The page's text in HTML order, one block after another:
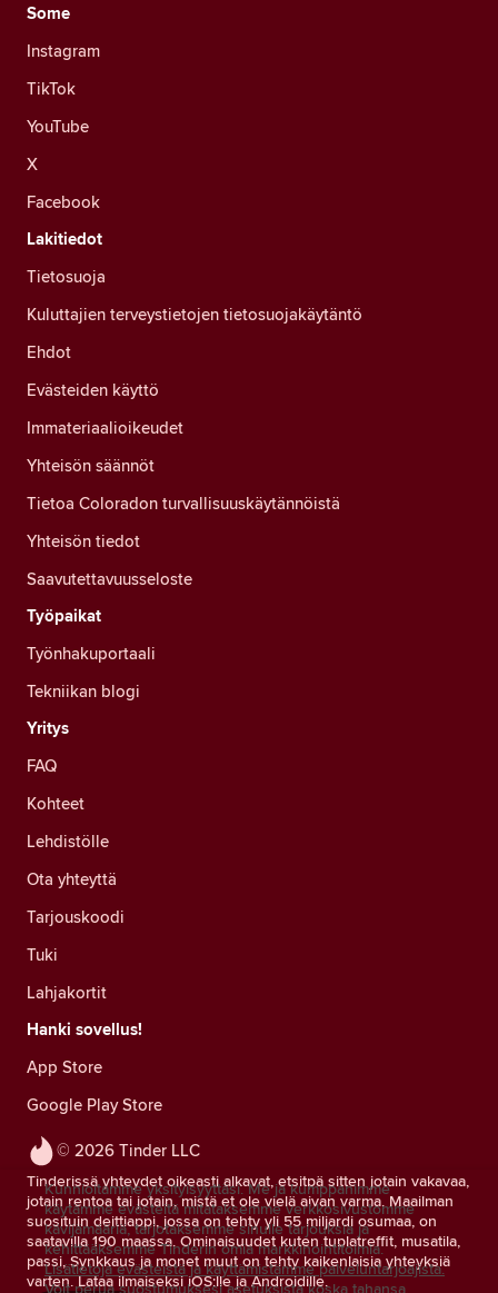
© 2026 Tinder LLC
Tinderissä yhteydet oikeasti alkavat, etsitpä sitten jotain vakavaa,
jotain rentoa tai jotain, mistä et ole vielä aivan varma. Maailman
suosituin deittiappi, jossa on tehty yli 55 miljardi osumaa, on
saatavilla 190 maassa. Ominaisuudet kuten tuplatreffit, musatila,
passi, Synkkaus ja monet muut on tehty kaikenlaisia yhteyksiä
varten. Lataa ilmaiseksi iOS:lle ja Androidille.
Some
Instagram
TikTok
YouTube
X
Facebook
Lakitiedot
Tietosuoja
Kuluttajien terveystietojen tietosuojakäytäntö
Ehdot
Evästeiden käyttö
Immateriaalioikeudet
Yhteisön säännöt
Tietoa Coloradon turvallisuuskäytännöistä
Yhteisön tiedot
Saavutettavuusseloste
Työpaikat
Työnhakuportaali
Tekniikan blogi
Yritys
FAQ
Kohteet
Lehdistölle
Ota yhteyttä
Tarjouskoodi
Tuki
Lahjakortit
Hanki sovellus!
App Store
Google Play Store
Kunnioitamme yksityisyyttäsi. Me ja kumppanimme
käytämme evästeitä mitataksemme verkkosivustomme
kävijämääriä, tarjotaksemme sinulle tarjouksia ja
kehittääksemme Tinderin omia markkinointitoimia.
Lisätietoja evästeistä ja käyttämistämme palveluntarjoajista.
Voit perua suostumuksesi asetuksista koska tahansa.